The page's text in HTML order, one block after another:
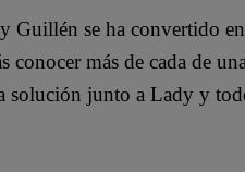
Guillén se ha convertido
conocer más de cada de
solución junto a Lady y